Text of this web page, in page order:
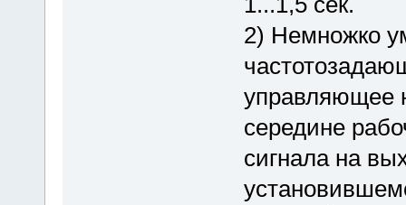
2) Немножко
управляющее
середине
сигнала на